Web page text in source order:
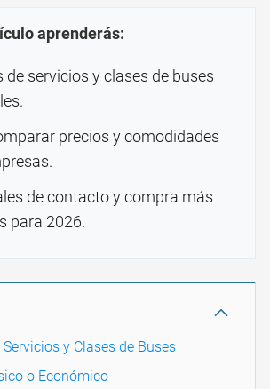
aprenderás:
de servicios y clases de buses
precios y comodidades
de contacto y compra más
para 2026.
y Clases de Buses
o Económico